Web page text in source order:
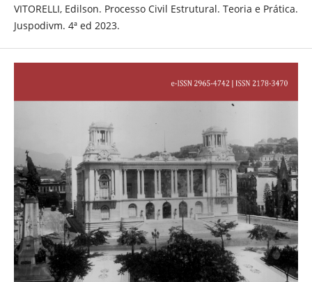
VITORELLI, Edilson. Processo Civil Estrutural. Teoria e Prática.
Juspodivm. 4ª ed 2023.